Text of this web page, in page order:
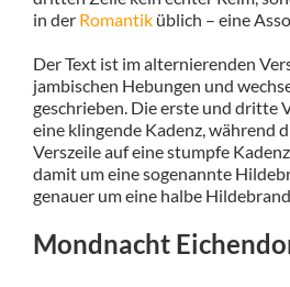
in der Romantiküblich – eine
Der Text ist im alternierenden
jambischen Hebungen und
geschrieben. Die erste und dritte
eine klingende Kadenz, während
Verszeile auf eine stumpfe
damit um eine sogenannte
genauer um eine halbe
Mondnacht